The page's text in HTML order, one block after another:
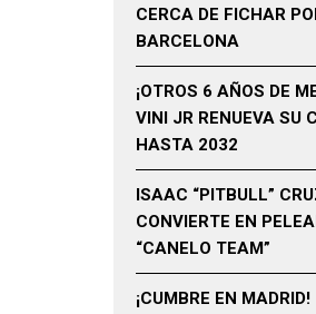
CERCA DE FICHAR
BARCELONA
¡OTROS 6 AÑOS DE
VINI JR RENUEVA SU
HASTA 2032
ISAAC “PITBULL”
CONVIERTE EN
“CANELO TEAM”
¡CUMBRE EN MADRID!